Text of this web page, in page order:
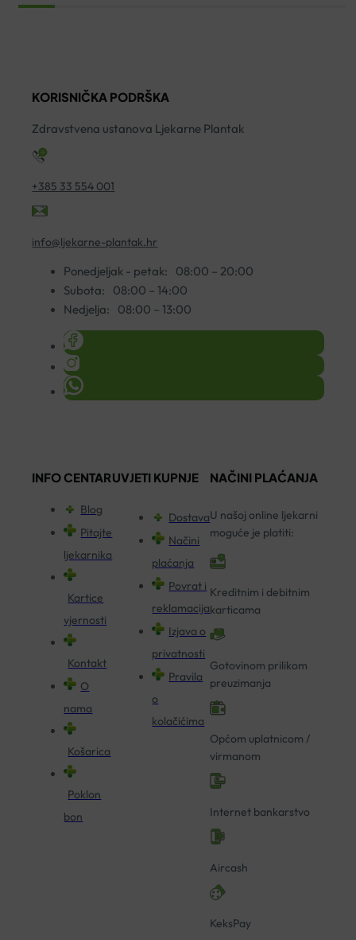
2U1
količina
KORISNIČKA PODRŠKA
Zdravstvena ustanova Ljekarne Plantak
+385 33 554 001
info@ljekarne-plantak.hr
Ponedjeljak - petak:
08:00 – 20:00
Subota:
08:00 – 14:00
Nedjelja:
08:00 – 13:00
INFO CENTAR
Blog
Pitajte
ljekarnika
Kartice
vjernosti
Kontakt
O
nama
Košarica
Poklon
bon
UVJETI KUPNJE
Dostava
Načini
plaćanja
Povrat i
reklamacija
Izjava o
privatnosti
Pravila
o
kolačićima
NAČINI PLAĆANJA
U našoj online ljekarni
moguće je platiti:
Kreditnim i debitnim
karticama
Gotovinom prilikom
preuzimanja
Općom uplatnicom /
virmanom
Internet bankarstvo
Aircash
KeksPay